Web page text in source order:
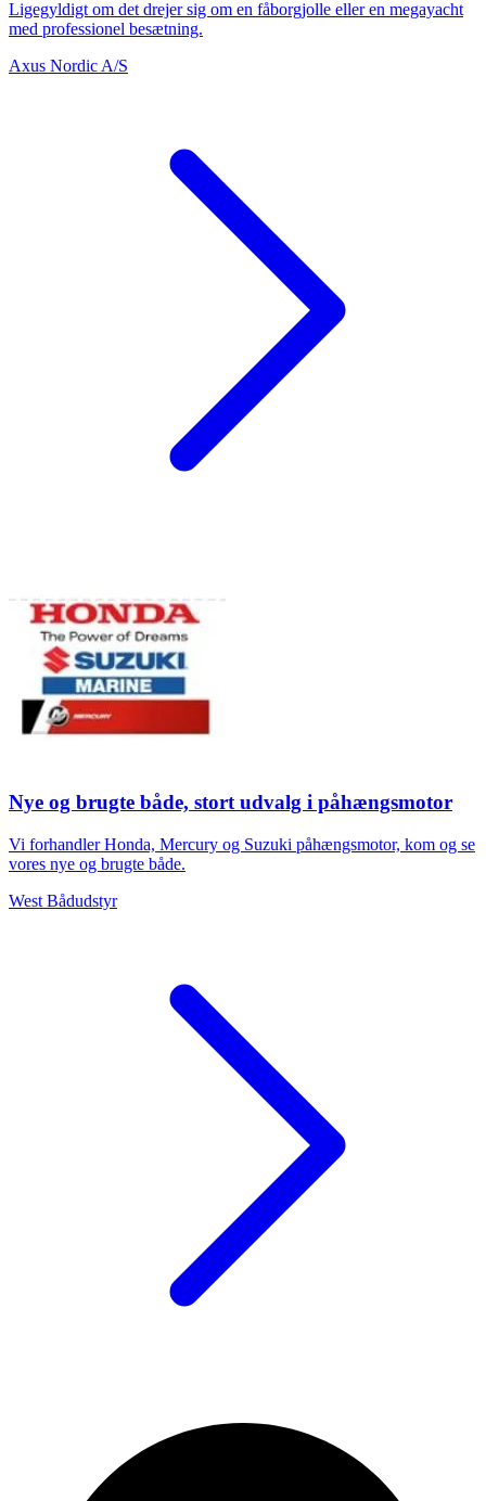
Ligegyldigt om det drejer sig om en fåborgjolle eller en megayacht
med professionel besætning.
Axus Nordic A/S
Nye og brugte både, stort udvalg i påhængsmotor
Vi forhandler Honda, Mercury og Suzuki påhængsmotor, kom og se
vores nye og brugte både.
West Bådudstyr